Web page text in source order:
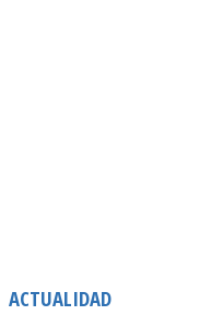
ACTUALIDAD